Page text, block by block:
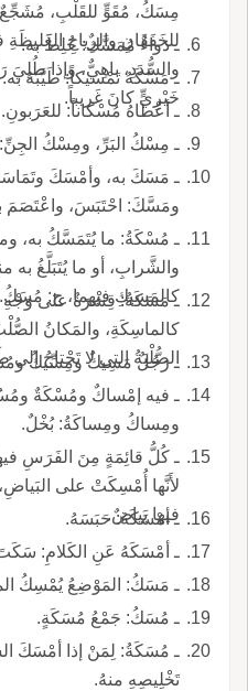
مِسَكُ، مُقَوٍّ للقَلْبِ، مُشَجِّعٌ
للخَفَقَانِ والرِياحِ
والسُّدَدِ، باهِيٌّ، وإذا طُلِيَ
خَيْرِيٍّ كانَ غَريباً.
ـ دَواءٌ مُمَسَّكٌ: خُلِطَ به.
ـ مَسَّكَهُ تَمْسيكاً: طَيَّبَهُ به.
ـ أعْطَاهُ مُسْكاناً: للعَرَبونِ.
ـ مِسْكُ البَرِّ، ومِسْكُ الجِنِّ:
ـ مَسَكَ به، وأمْسَكَ
ومَسَّكَ: احْتَبَسَ، واعْتَصَمَ
ـ مُسْكَةُ: ما يُتَمَسَّكُ به،
والشَّرابِ، أو ما يُتَبَلَّغُ به
كالمَسيكِ فيهما، ج: مُسَكُ.
ـ مَسَكَةُ: قِشْرَةٌ على وَجْهِ
كالماسِكَةِ، والمَكانُ
الصُّلْبَةُ التي لا تَحْتاجُ
ـ رَجُلٌ مَسِيكٌ ومِسِّيكُ
ـ فيه إمْساكٌ ومُسْكَةٌ
ومِساكُ ومِساكَةُ: بُخْلٌ.
ـ كُلُّ قائِمَةٍ مِنَ الفَرَسِ
لأَنَّها أُمْسِكَتْ على
فيها بَياضٌ.
ـ أمْسَكَهُ: حَبَسَهُ.
ـ أمْسَكَهُ عَنِ الكَلامِ:
ـ مَسَكُ: المَوْضِعُ يُمْسِكُ
ـ مُسَكُ: جَمْعُ مُسَكَةٍ.
ـ مُسَكَةُ: لِمَنْ إذا أمْسَكَ
تَخْلِيصِهِ منهُ.